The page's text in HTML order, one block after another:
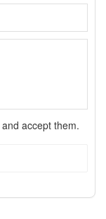
and accept them.